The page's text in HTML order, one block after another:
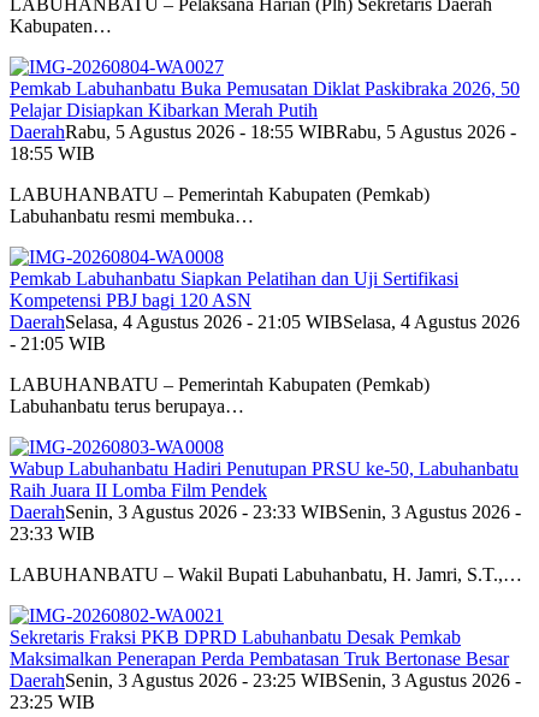
LABUHANBATU – Pelaksana Harian (Plh) Sekretaris Daerah
Kabupaten…
Pemkab Labuhanbatu Buka Pemusatan Diklat Paskibraka 2026, 50
Pelajar Disiapkan Kibarkan Merah Putih
DaerahRabu, 5 Agustus 2026 - 18:55 WIBRabu, 5 Agustus 2026 -
18:55 WIB
LABUHANBATU – Pemerintah Kabupaten (Pemkab)
Labuhanbatu resmi membuka…
Pemkab Labuhanbatu Siapkan Pelatihan dan Uji Sertifikasi
Kompetensi PBJ bagi 120 ASN
DaerahSelasa, 4 Agustus 2026 - 21:05 WIBSelasa, 4 Agustus 2026
- 21:05 WIB
LABUHANBATU – Pemerintah Kabupaten (Pemkab)
Labuhanbatu terus berupaya…
Wabup Labuhanbatu Hadiri Penutupan PRSU ke-50, Labuhanbatu
Raih Juara II Lomba Film Pendek
DaerahSenin, 3 Agustus 2026 - 23:33 WIBSenin, 3 Agustus 2026 -
23:33 WIB
LABUHANBATU – Wakil Bupati Labuhanbatu, H. Jamri, S.T.,…
Sekretaris Fraksi PKB DPRD Labuhanbatu Desak Pemkab
Maksimalkan Penerapan Perda Pembatasan Truk Bertonase Besar
DaerahSenin, 3 Agustus 2026 - 23:25 WIBSenin, 3 Agustus 2026 -
23:25 WIB